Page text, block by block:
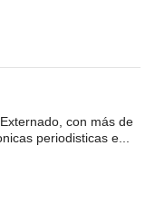
con más de
periodisticas e